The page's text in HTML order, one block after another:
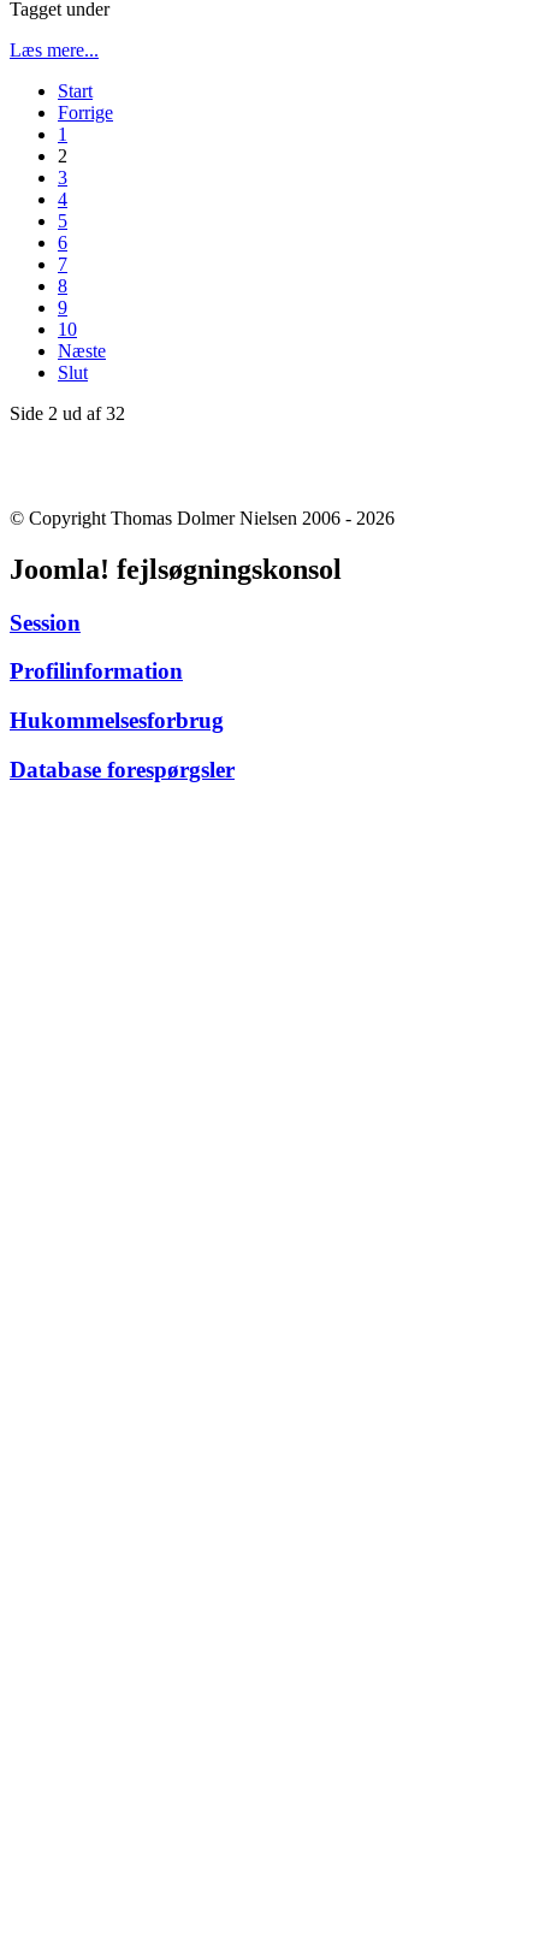
Tagget under
Læs mere...
Start
Forrige
1
2
3
4
5
6
7
8
9
10
Næste
Slut
Side 2 ud af 32
© Copyright Thomas Dolmer Nielsen 2006 - 2026
Joomla! fejlsøgningskonsol
Session
Profilinformation
Hukommelsesforbrug
Database forespørgsler